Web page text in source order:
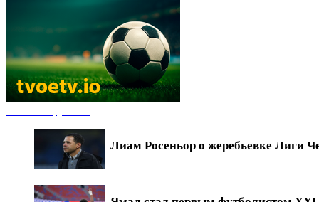
Лиам Росеньор о жеребьевке Лиги